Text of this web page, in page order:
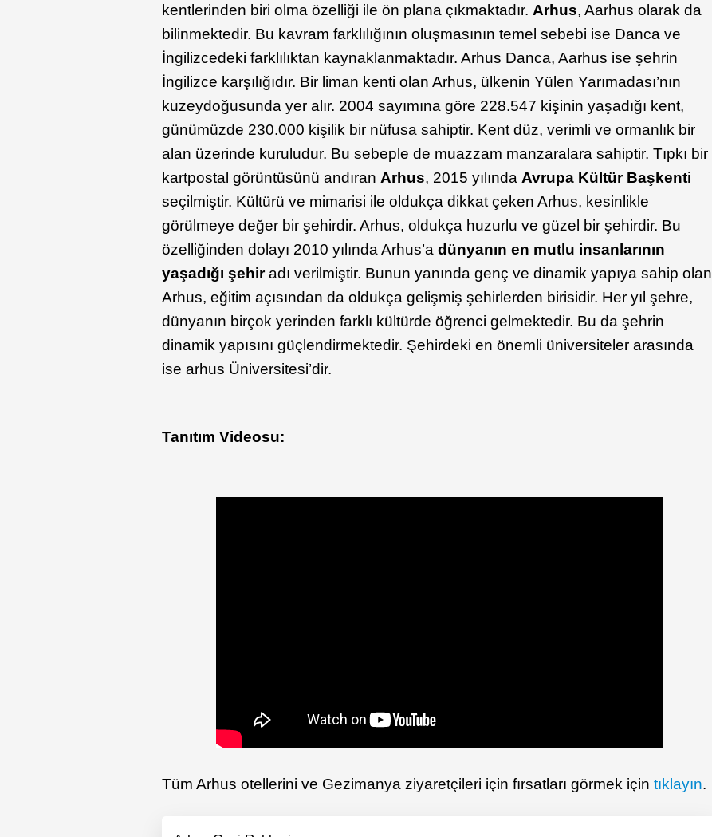
kentlerinden biri olma özelliği ile ön plana çıkmaktadır. Arhus, Aarhus olarak da
bilinmektedir. Bu kavram farklılığının oluşmasının temel sebebi ise Danca ve
İngilizcedeki farklılıktan kaynaklanmaktadır. Arhus Danca, Aarhus ise şehrin
İngilizce karşılığıdır. Bir liman kenti olan Arhus, ülkenin Yülen Yarımadası’nın
kuzeydoğusunda yer alır. 2004 sayımına göre 228.547 kişinin yaşadığı kent,
günümüzde 230.000 kişilik bir nüfusa sahiptir. Kent düz, verimli ve ormanlık bir
alan üzerinde kuruludur. Bu sebeple de muazzam manzaralara sahiptir. Tıpkı bir
kartpostal görüntüsünü andıran Arhus, 2015 yılında Avrupa Kültür Başkenti
seçilmiştir. Kültürü ve mimarisi ile oldukça dikkat çeken Arhus, kesinlikle
görülmeye değer bir şehirdir. Arhus, oldukça huzurlu ve güzel bir şehirdir. Bu
özelliğinden dolayı 2010 yılında Arhus’adünyanın en mutlu insanlarının
yaşadığı şehiradı verilmiştir. Bunun yanında genç ve dinamik yapıya sahip olan
Arhus, eğitim açısından da oldukça gelişmiş şehirlerden birisidir. Her yıl şehre,
dünyanın birçok yerinden farklı kültürde öğrenci gelmektedir. Bu da şehrin
dinamik yapısını güçlendirmektedir. Şehirdeki en önemli üniversiteler arasında
ise arhus Üniversitesi’dir.
Tanıtım Videosu:
Tüm Arhus otellerini ve Gezimanya ziyaretçileri için fırsatları görmek içintıklayın.